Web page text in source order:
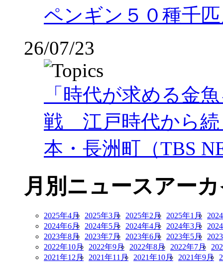
ペンギン５０種千
26/07/23
「時代が求める金
戦 江戸時代から
本・長洲町（TBS
月別ニュースアー
2025年4月 2025年3月 2025年2月 2025年1月
2024年6月
2024年5月 2024年4月 2024年3月
2023年8月
2023年7月 2023年6月 2023年5月
2022年10月
2022年9月 2022年8月 2022年7月
2021年12月
2021年11月 2021年10月 2021年9月